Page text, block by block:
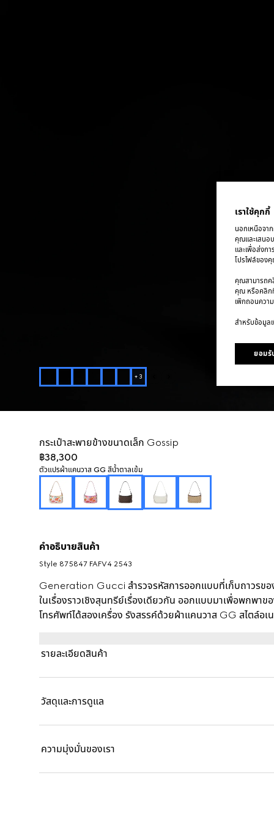
+ 3
กระเป๋าสะพายข้างขนาดเล็ก Gossip
฿38,300
ตัวแปรผ้าแคนวาส GG สีน้ำตาลเข้ม
คำอธิบายสินค้า
Style ‎875847 FAFV4 2543
Generation Gucci สำรวจรหัสการออกแบบที่เก็บถาวรข
ในเรื่องราวเชิงสุนทรีย์เรื่องเดียวกัน ออกแบบมาเพื่อพกพาข
โทรศัพท์ได้สองเครื่อง รังสรรค์ด้วยผ้าแคนวาส GG สไตล์อ
รายละเอียดสินค้า
วัสดุและการดูแล
ความมุ่งมั่นของเรา
เราใช้คุกกี้
นอกเหนือจา
คุณและเสนอ
และเพื่อส่งก
โปรไฟล์ของ
คุณสามารถค
คุณ หรือคลิก
เพิกถอนควา
สำหรับข้อมูลเ
ยอมรั